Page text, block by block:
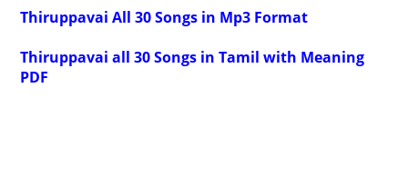
Thiruppavai All 30 Songs in Mp3 Format
Thiruppavai all 30 Songs in Tamil with Meaning
PDF